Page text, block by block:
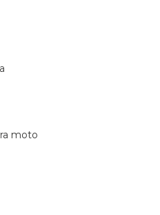
moto